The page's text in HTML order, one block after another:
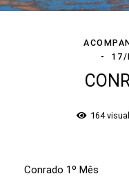
17/
164
Conrado 1º Mês